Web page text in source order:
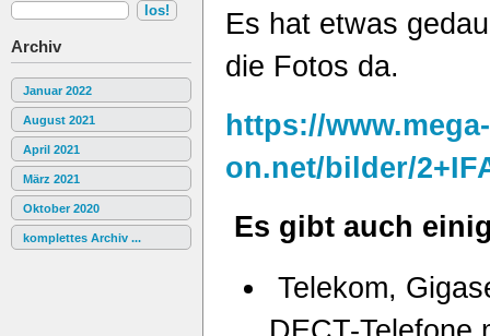
Archiv
Januar 2022
August 2021
April 2021
März 2021
Oktober 2020
komplettes Archiv ...
Es hat etwas
die Fotos da.
https://www.mega-
on.net/bilder/
Es gibt auch
Telekom,